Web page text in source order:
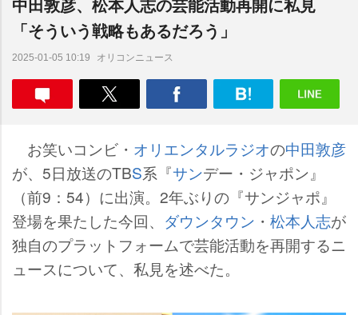
「そういう戦略もあるだろう」
2025-01-05 10:19 オリコンニュース
お笑いコンビ・ オリエンタルラジオの中田敦彦
が、5日放送のTBS系『サンデー・ジャポン』
（前9：54）に出演。2年ぶりの『サンジャポ』
登場を果たした今回、 ダウンタウン ・ 松本人志が
独自のプラットフォームで芸能活動を再開するニ
ュースについて、私見を述べた。